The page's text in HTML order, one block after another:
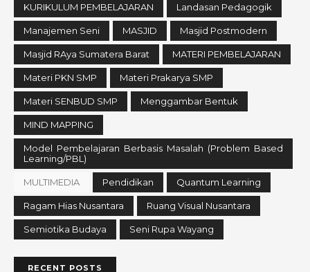
KURIKULUM PEMBELAJARAN Landasan Pedagogik
Manajemen Seni MASJID Masjid Postmodern
Masjid RAya Sumatera Barat MATERI PEMBELAJARAN
Materi PKN SMP Materi Prakarya SMP
Materi SENBUD SMP Menggambar Bentuk
MIND MAPPING
Model Pembelajaran Berbasis Masalah (Problem Based
Learning/PBL)
MULTIMEDIA Pendidikan Quantum Learning
Ragam Hias Nusantara Ruang Visual Nusantara
Semiotika Budaya Seni Rupa Wayang
RECENT POSTS